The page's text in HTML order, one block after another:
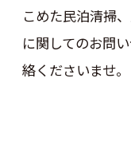
こめた民泊清掃
に関してのお問
絡くださいませ。